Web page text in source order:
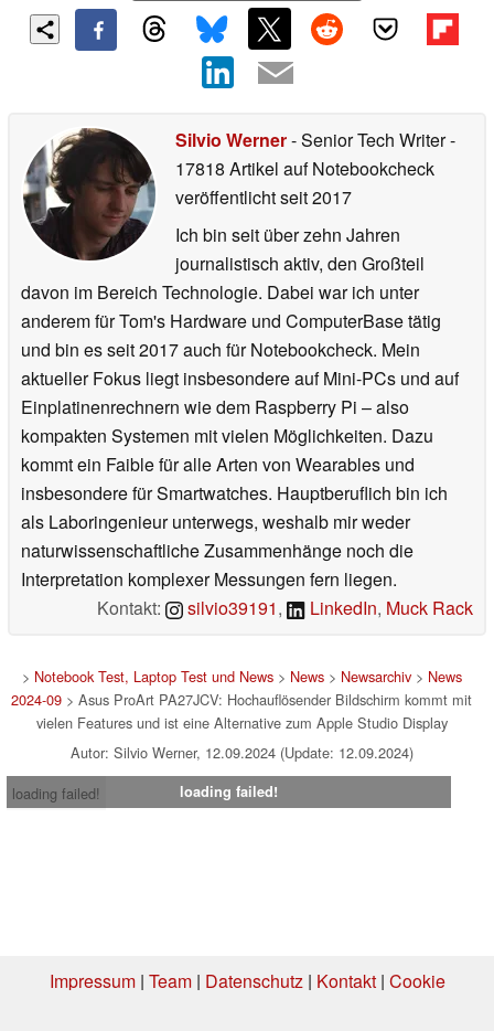
Silvio Werner- Senior Tech Writer-
17818 Artikel auf Notebookcheck
veröffentlichtseit 2017
Ich bin seit über zehn Jahren
journalistisch aktiv, den Großteil
davon im Bereich Technologie. Dabei war ich unter
anderem für Tom's Hardware und ComputerBase tätig
und bin es seit 2017 auch für Notebookcheck. Mein
aktueller Fokus liegt insbesondere auf Mini-PCs und auf
Einplatinenrechnern wie dem Raspberry Pi – also
kompakten Systemen mit vielen Möglichkeiten. Dazu
kommt ein Faible für alle Arten von Wearables und
insbesondere für Smartwatches. Hauptberuflich bin ich
als Laboringenieur unterwegs, weshalb mir weder
naturwissenschaftliche Zusammenhänge noch die
Interpretation komplexer Messungen fern liegen.
Kontakt:
silvio39191, LinkedIn, Muck Rack
> Notebook Test, Laptop Test und News> News> Newsarchiv> News
2024-09 > Asus ProArt PA27JCV: Hochauflösender Bildschirm kommt mit
vielen Features und ist eine Alternative zum Apple Studio Display
Autor: Silvio Werner, 12.09.2024 (Update: 12.09.2024)
loading failed!
loading failed!
Impressum| Team| Datenschutz| Kontakt| Cookie